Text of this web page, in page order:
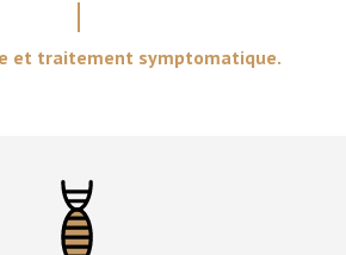
et traitement symptomatique.